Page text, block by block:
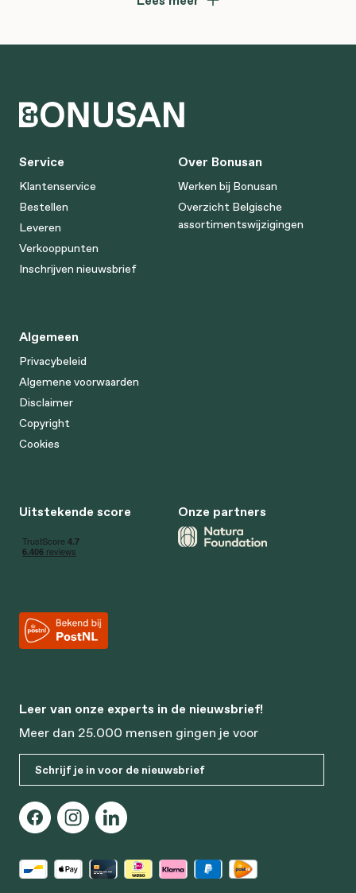
Service
Klantenservice
Bestellen
Leveren
Verkooppunten
Inschrijven nieuwsbrief
Over Bonusan
Werken bij Bonusan
Overzicht Belgische
assortimentswijzigingen
Algemeen
Privacybeleid
Algemene voorwaarden
Disclaimer
Copyright
Cookies
Uitstekende score Onze partners
Leer van onze experts in de nieuwsbrief!
Meer dan 25.000 mensen gingen je voor
Schrijf je in voor de nieuwsbrief